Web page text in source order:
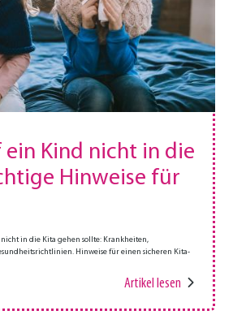
ein Kind nicht in die
Hinweise für
in die Kita gehen sollte: Krankheiten,
Hinweise für einen sicheren Kita-
Artikel lesen